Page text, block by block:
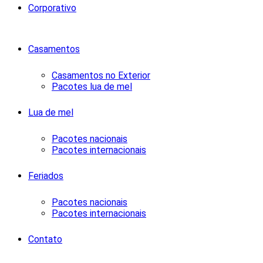
Corporativo
Casamentos
Casamentos no Exterior
Pacotes lua de mel
Lua de mel
Pacotes nacionais
Pacotes internacionais
Feriados
Pacotes nacionais
Pacotes internacionais
Contato